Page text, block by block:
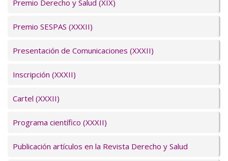
Premio Derecho y Salud (XIX)
Premio SESPAS (XXXII)
Presentación de Comunicaciones (XXXII)
Inscripción (XXXII)
Cartel (XXXII)
Programa científico (XXXII)
Publicación artículos en la Revista Derecho y Salud